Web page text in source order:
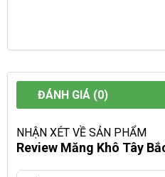
ĐÁNH GIÁ (0)
NHẬN XÉT VỀ SẢN PHẨM
Review Măng Khô Tây